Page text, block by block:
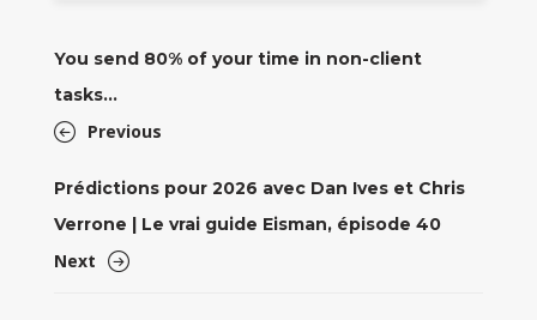
You send 80% of your time in non-client
tasks…
Previous
Prédictions pour 2026 avec Dan Ives et Chris
Verrone | Le vrai guide Eisman, épisode 40
Next